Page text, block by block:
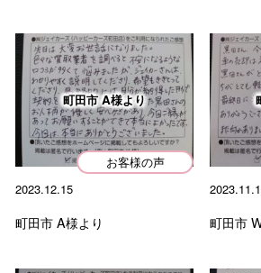
町田市 A様より
お客様の声
2023.12.15
町田市 A様より 町田市
手続きも迅速だったのでこちらにお
す。ありがと…
カテゴリー
Categorie
人気コラム